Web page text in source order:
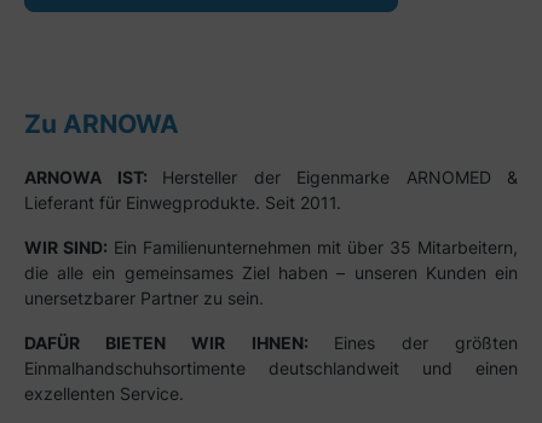
Zu ARNOWA
ARNOWA IST: Hersteller der Eigenmarke ARNOMED &
Lieferant für Einwegprodukte. Seit 2011.
WIR SIND: Ein Familienunternehmen mit über 35 Mitarbeitern,
die alle ein gemeinsames Ziel haben – unseren Kunden ein
unersetzbarer Partner zu sein.
DAFÜR BIETEN WIR IHNEN: Eines der größten
Einmalhandschuhsortimente deutschlandweit und einen
exzellenten Service.